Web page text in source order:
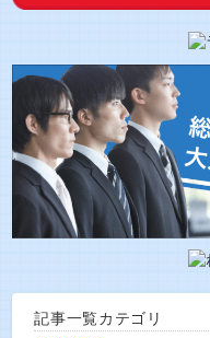
記事一覧カテゴリ